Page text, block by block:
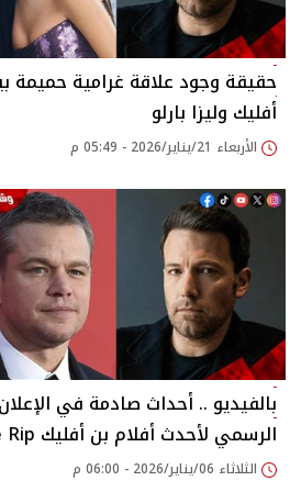
حقيقة وجود علاقة غرامية حميمة
أفليك وليزا بارلو
الأربعاء 21/يناير/2026 - 05:49 م
بالفيديو .. أحداث صادمة في
الرسمي لأحدث أفلام بن أفليك The Rip
الثلاثاء 06/يناير/2026 - 06:00 م